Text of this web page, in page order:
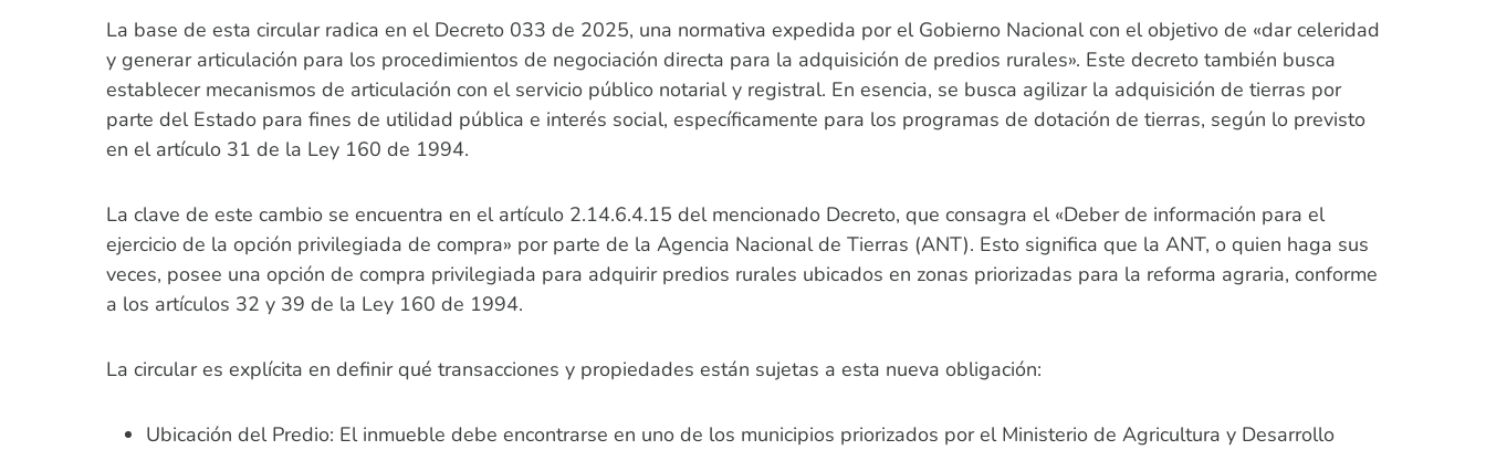
La base de esta circular radica en el Decreto 033 de 2025, una normativa expedida por el Gobierno Nacional con el objetivo de «dar celeridad
y generar articulación para los procedimientos de negociación directa para la adquisición de predios rurales». Este decreto también busca
establecer mecanismos de articulación con el servicio público notarial y registral. En esencia, se busca agilizar la adquisición de tierras por
parte del Estado para fines de utilidad pública e interés social, específicamente para los programas de dotación de tierras, según lo previsto
en el artículo 31 de la Ley 160 de 1994.
La clave de este cambio se encuentra en el artículo 2.14.6.4.15 del mencionado Decreto, que consagra el «Deber de información para el
ejercicio de la opción privilegiada de compra» por parte de la Agencia Nacional de Tierras (ANT). Esto significa que la ANT, o quien haga sus
veces, posee una opción de compra privilegiada para adquirir predios rurales ubicados en zonas priorizadas para la reforma agraria, conforme
a los artículos 32 y 39 de la Ley 160 de 1994.
La circular es explícita en definir qué transacciones y propiedades están sujetas a esta nueva obligación:
Ubicación del Predio: El inmueble debe encontrarse en uno de los municipios priorizados por el Ministerio de Agricultura y Desarrollo